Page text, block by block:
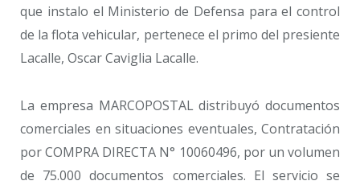
que instalo el Ministerio de Defensa para el control
de la flota vehicular, pertenece el primo del presiente
Lacalle, Oscar Caviglia Lacalle.
La empresa MARCOPOSTAL distribuyó documentos
comerciales en situaciones eventuales, Contratación
por COMPRA DIRECTA N° 10060496, por un volumen
de 75.000 documentos comerciales. El servicio se